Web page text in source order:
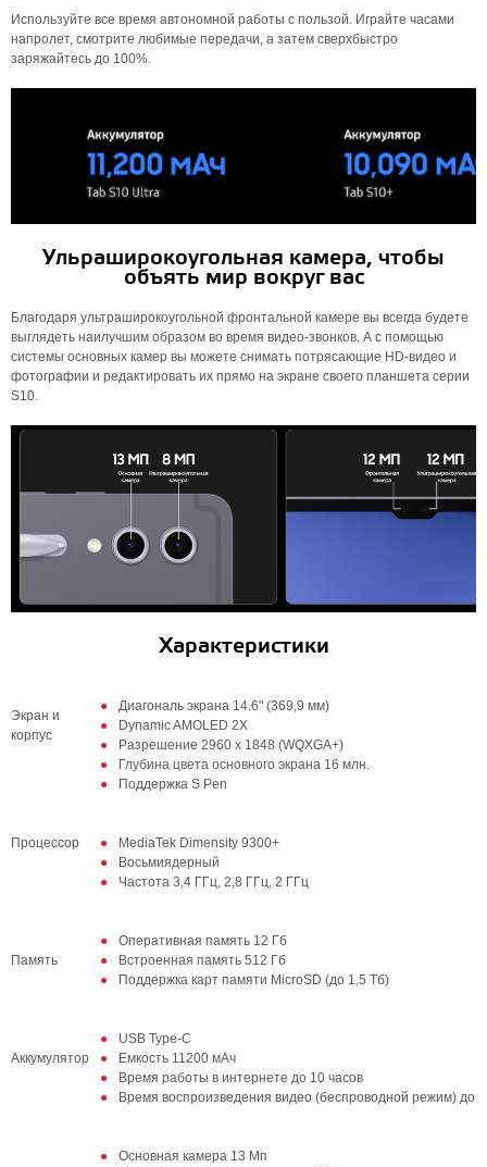
Используйте все время автономной работы с пользой. Играйте часами
напролет, смотрите любимые передачи, а затем сверхбыстро
заряжайтесь до 100%.
Ульраширокоугольная камера, чтобы
объять мир вокруг вас
Благодаря ультраширокоугольной фронтальной камере вы всегда будете
выглядеть наилучшим образом во время видео-звонков. А с помощью
системы основных камер вы можете снимать потрясающие HD-видео и
фотографии и редактировать их прямо на экране своего планшета серии
S10.
Характеристики
Экран и
корпус
Диагональ экрана 14.6" (369,9 мм)
Dynamic AMOLED 2X
Разрешение 2960 x 1848 (WQXGA+)
Глубина цвета основного экрана 16 млн.
Поддержка S Pen
Процессор
MediaTek Dimensity 9300+
Восьмиядерный
Частота 3,4 ГГц, 2,8 ГГц, 2 ГГц
Память
Оперативная память 12 Гб
Встроенная память 512 Гб
Поддержка карт памяти MicroSD (до 1,5 Тб)
Аккумулятор
USB Type-C
Емкость 11200 мАч
Время работы в интернете до 10 часов
Время воспроизведения видео (беспроводной режим) до
Основная камера 13 Мп